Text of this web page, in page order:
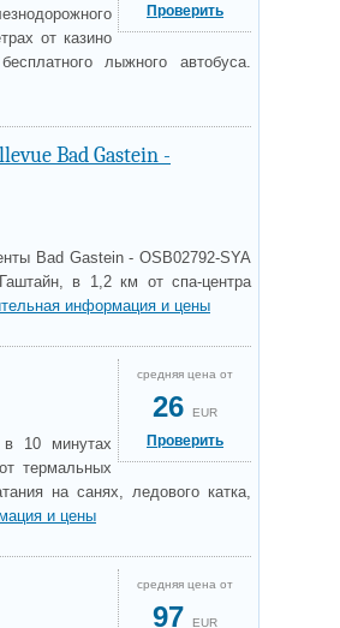
Проверить
от казино
лыжного автобуса.
Bad Gastein -
Bad Gastein - OSB02792-SYA
в 1,2 км от спа-центра
информация и цены
средняя цена от
26 EUR
Проверить
в 10 минутах
термальных
на санях, ледового катка,
и цены
средняя цена от
97 EUR